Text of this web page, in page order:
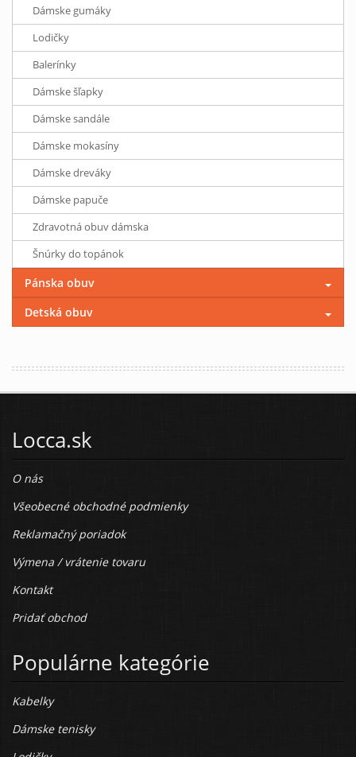
Dámske gumáky
Lodičky
Balerínky
Dámske šľapky
Dámske sandále
Dámske mokasíny
Dámske dreváky
Dámske papuče
Zdravotná obuv dámska
Šnúrky do topánok
Pánska obuv
Detská obuv
Locca.sk
O nás
Všeobecné obchodné podmienky
Reklamačný poriadok
Výmena / vrátenie tovaru
Kontakt
Pridať obchod
Populárne kategórie
Kabelky
Dámske tenisky